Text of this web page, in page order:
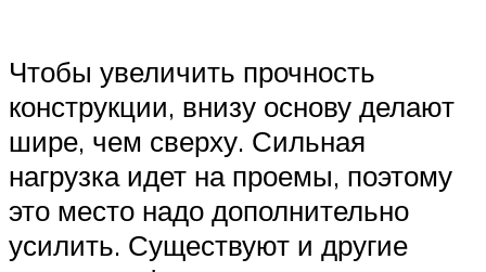
Чтобы увеличить прочность
конструкции, внизу основу делают
шире, чем сверху. Сильная
нагрузка идет на проемы, поэтому
это место надо дополнительно
усилить. Существуют и другие